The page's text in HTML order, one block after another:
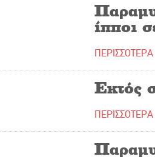
ίπποι
ΠΕΡΙΣΣΟΤΕΡΑ
Εκτός
ΠΕΡΙΣΣΟΤΕΡΑ